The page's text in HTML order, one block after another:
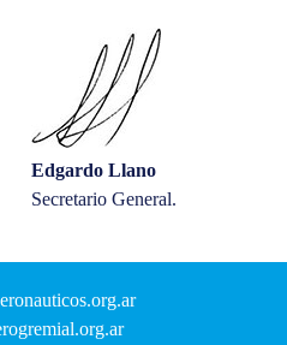
Edgardo Llano
Secretario General.